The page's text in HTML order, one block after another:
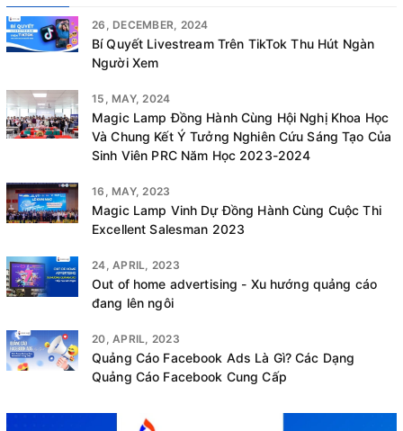
26, DECEMBER, 2024
Bí Quyết Livestream Trên TikTok Thu Hút Ngàn
Người Xem
15, MAY, 2024
Magic Lamp Đồng Hành Cùng Hội Nghị Khoa Học
Và Chung Kết Ý Tưởng Nghiên Cứu Sáng Tạo Của
Sinh Viên PRC Năm Học 2023-2024
16, MAY, 2023
Magic Lamp Vinh Dự Đồng Hành Cùng Cuộc Thi
Excellent Salesman 2023
24, APRIL, 2023
Out of home advertising - Xu hướng quảng cáo
đang lên ngôi
20, APRIL, 2023
Quảng Cáo Facebook Ads Là Gì? Các Dạng
Quảng Cáo Facebook Cung Cấp